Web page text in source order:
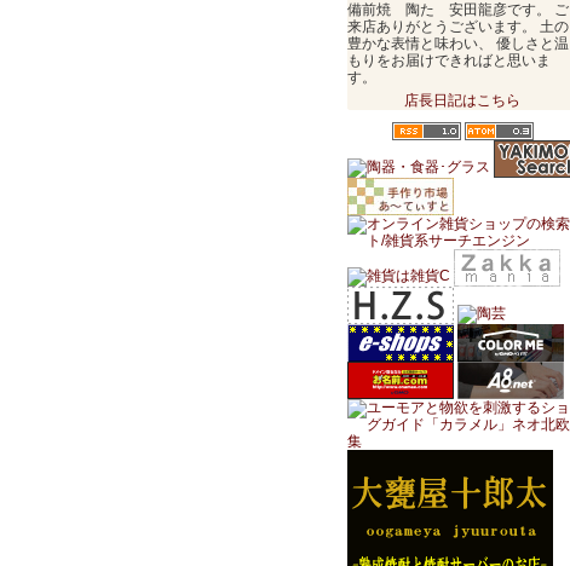
備前焼 陶た 安田龍彦です。 ご
来店ありがとうございます。 土の
豊かな表情と味わい、 優しさと温
もりをお届けできればと思いま
す。
店長日記はこちら